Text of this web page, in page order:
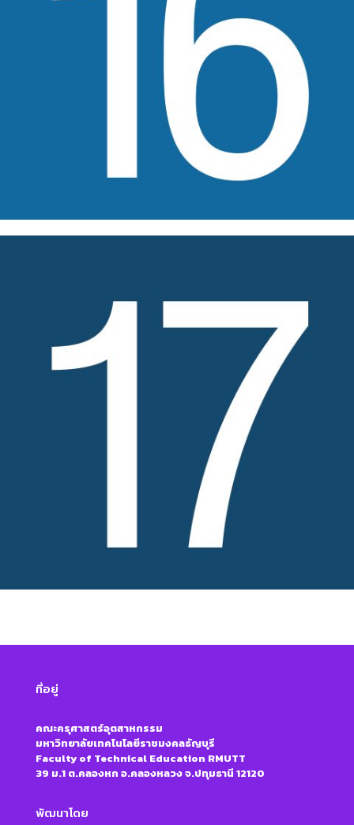
ที่อยู่
คณะครุศาสตร์อุตสาหกรรม
มหาวิทยาลัยเทคโนโลยีราชมงคลธัญบุรี
Faculty of Technical Education RMUTT
39 ม.1 ต.คลองหก อ.คลองหลวง จ.ปทุมธานี 12120
พัฒนาโดย